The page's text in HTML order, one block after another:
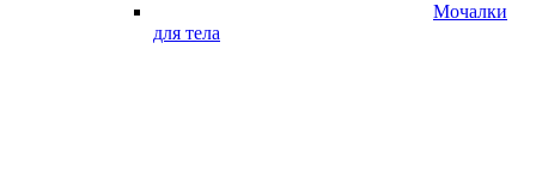
Мочалки
для тела